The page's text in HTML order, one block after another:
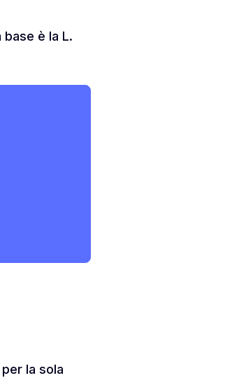
è la L.
la sola